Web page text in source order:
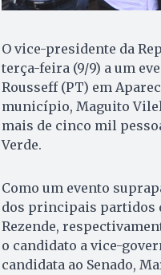
O vice-presidente da
terça-feira (9/9) a um
Rousseff (PT) em
município, Maguito
mais de cinco mil
Verde.
Como um evento
dos principais partidos
Rezende,
o candidato a vice-
candidata ao Senado,